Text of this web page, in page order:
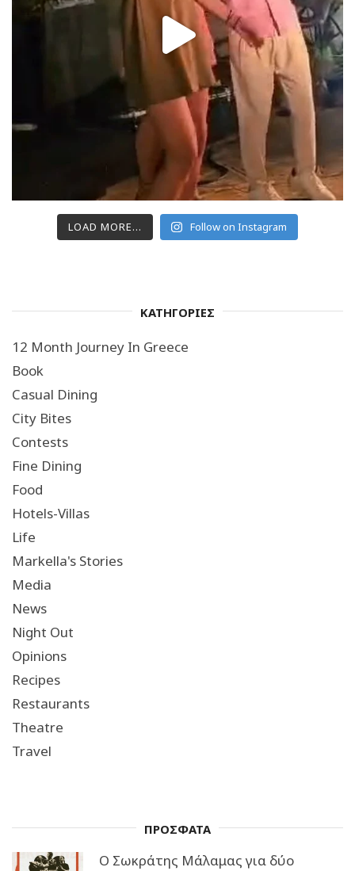
LOAD MORE... Follow on Instagram
ΚΑΤΗΓΟΡΙΕΣ
12 Month Journey In Greece
Book
Casual Dining
City Bites
Contests
Fine Dining
Food
Hotels-Villas
Life
Markella's Stories
Media
News
Night Out
Opinions
Recipes
Restaurants
Theatre
Travel
ΠΡΟΣΦΑΤΑ
Ο Σωκράτης Μάλαμας για δύο